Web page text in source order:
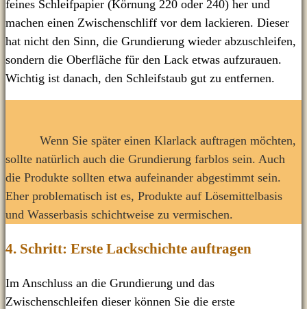
feines Schleifpapier (Körnung 220 oder 240) her und
machen einen Zwischenschliff vor dem lackieren. Dieser
hat nicht den Sinn, die Grundierung wieder abzuschleifen,
sondern die Oberfläche für den Lack etwas aufzurauen.
Wichtig ist danach, den Schleifstaub gut zu entfernen.
Wenn Sie später einen Klarlack auftragen möchten,
sollte natürlich auch die Grundierung farblos sein. Auch
die Produkte sollten etwa aufeinander abgestimmt sein.
Eher problematisch ist es, Produkte auf Lösemittelbasis
und Wasserbasis schichtweise zu vermischen.
4. Schritt: Erste Lackschichte auftragen
Im Anschluss an die Grundierung und das
Zwischenschleifen dieser können Sie die erste